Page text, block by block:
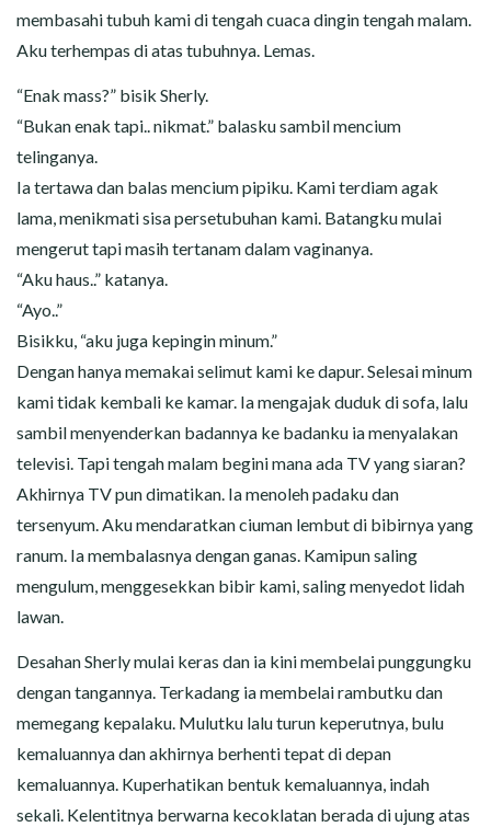
membasahi tubuh kami di tengah cuaca dingin tengah malam.
Aku terhempas di atas tubuhnya. Lemas.
“Enak mass?” bisik Sherly.
“Bukan enak tapi.. nikmat.” balasku sambil mencium
telinganya.
Ia tertawa dan balas mencium pipiku. Kami terdiam agak
lama, menikmati sisa persetubuhan kami. Batangku mulai
mengerut tapi masih tertanam dalam vaginanya.
“Aku haus..” katanya.
“Ayo..”
Bisikku, “aku juga kepingin minum.”
Dengan hanya memakai selimut kami ke dapur. Selesai minum
kami tidak kembali ke kamar. Ia mengajak duduk di sofa, lalu
sambil menyenderkan badannya ke badanku ia menyalakan
televisi. Tapi tengah malam begini mana ada TV yang siaran?
Akhirnya TV pun dimatikan. Ia menoleh padaku dan
tersenyum. Aku mendaratkan ciuman lembut di bibirnya yang
ranum. Ia membalasnya dengan ganas. Kamipun saling
mengulum, menggesekkan bibir kami, saling menyedot lidah
lawan.
Desahan Sherly mulai keras dan ia kini membelai punggungku
dengan tangannya. Terkadang ia membelai rambutku dan
memegang kepalaku. Mulutku lalu turun keperutnya, bulu
kemaluannya dan akhirnya berhenti tepat di depan
kemaluannya. Kuperhatikan bentuk kemaluannya, indah
sekali. Kelentitnya berwarna kecoklatan berada di ujung atas